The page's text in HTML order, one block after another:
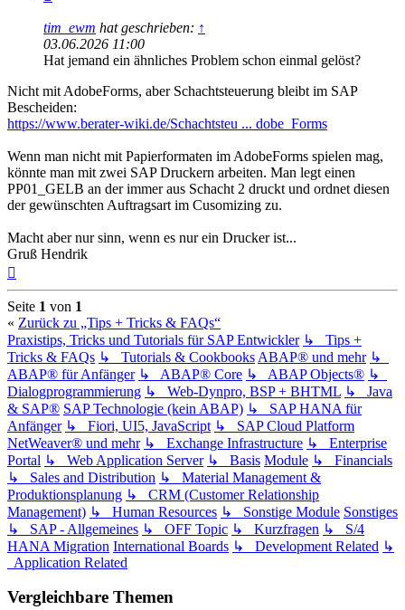
tim_ewm hat geschrieben: ↑
03.06.2026 11:00
Hat jemand ein ähnliches Problem schon einmal gelöst?
Nicht mit AdobeForms, aber Schachtsteuerung bleibt im SAP
Bescheiden:
https://www.berater-wiki.de/Schachtsteu ... dobe_Forms
Wenn man nicht mit Papierformaten im AdobeForms spielen mag,
könnte man mit zwei SAP Druckern arbeiten. Man legt einen
PP01_GELB an der immer aus Schacht 2 druckt und ordnet diesen
der gewünschten Auftragsart im Cusomizing zu.
Macht aber nur sinn, wenn es nur ein Drucker ist...
Gruß Hendrik
Seite 1 von 1
« Zurück zu „Tips + Tricks & FAQs“
Praxistips, Tricks und Tutorials für SAP Entwickler ↳ Tips +
Tricks & FAQs ↳ Tutorials & Cookbooks ABAP® und mehr ↳
ABAP® für Anfänger ↳ ABAP® Core ↳ ABAP Objects® ↳
Dialogprogrammierung ↳ Web-Dynpro, BSP + BHTML ↳ Java
& SAP® SAP Technologie (kein ABAP) ↳ SAP HANA für
Anfänger ↳ Fiori, UI5, JavaScript ↳ SAP Cloud Platform
NetWeaver® und mehr ↳ Exchange Infrastructure ↳ Enterprise
Portal ↳ Web Application Server ↳ Basis Module ↳ Financials
↳ Sales and Distribution ↳ Material Management &
Produktionsplanung ↳ CRM (Customer Relationship
Management) ↳ Human Resources ↳ Sonstige Module Sonstiges
↳ SAP - Allgemeines ↳ OFF Topic ↳ Kurzfragen ↳ S/4
HANA Migration International Boards ↳ Development Related ↳
Application Related
Vergleichbare Themen